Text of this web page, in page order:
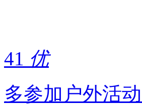
41 优
多参加户外活